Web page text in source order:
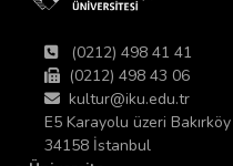
(0212) 498 41 41
(0212) 498 43 06
kultur@iku.edu.tr
E5 Karayolu üzeri Bakırköy
34158 İstanbul